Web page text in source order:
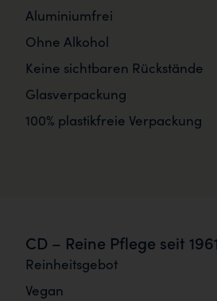
Aluminiumfrei
Ohne Alkohol
Keine sichtbaren Rückstände
Glasverpackung
100% plastikfreie Verpackung
CD – Reine Pflege seit 1961
Reinheitsgebot
Vegan